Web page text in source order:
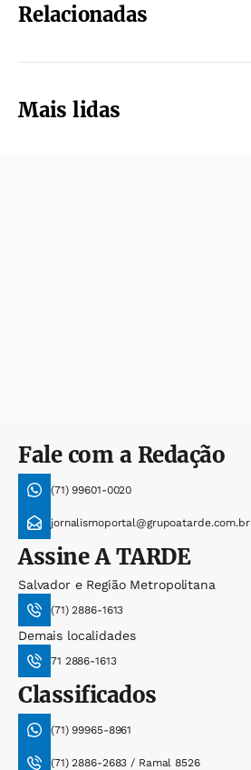
Relacionadas
Mais lidas
Fale com a Redação
(71) 99601-0020
jornalismoportal@grupoatarde.com.br
AssineA TARDE
Salvador e Região Metropolitana
(71) 2886-1613
Demais localidades
71 2886-1613
Classificados
(71) 99965-8961
(71) 2886-2683 / Ramal 8526